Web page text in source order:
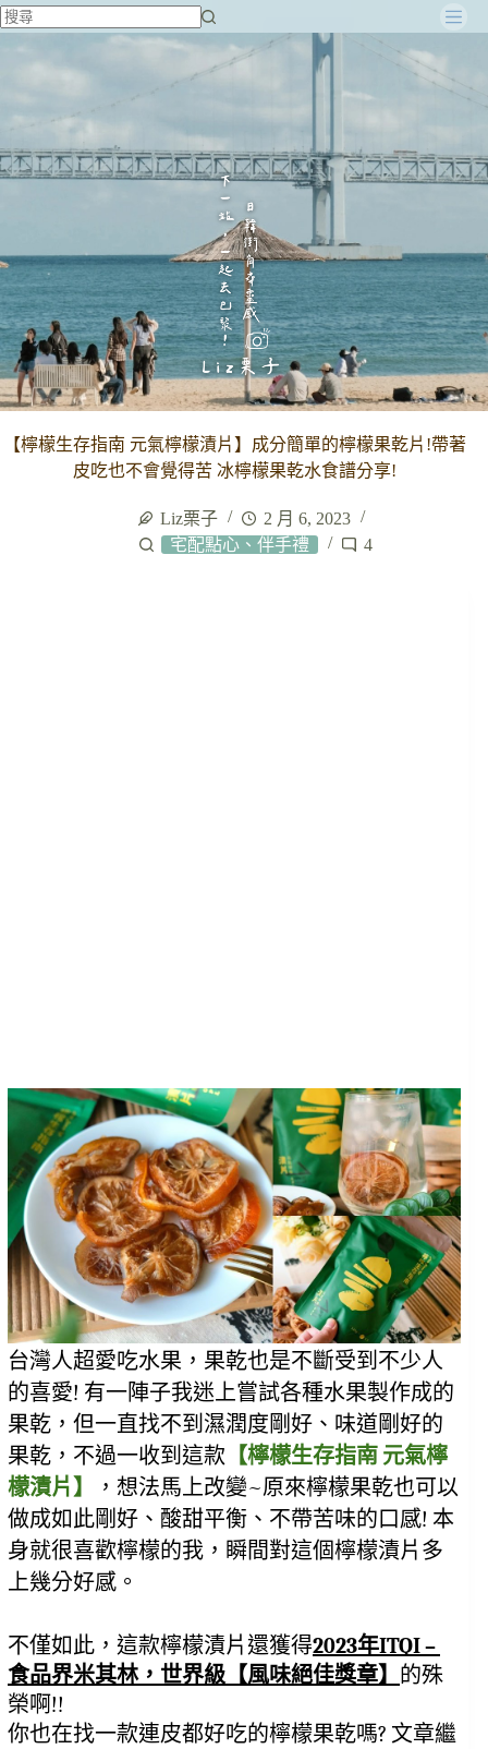
跳
容
【檸檬生存指南 元氣檸檬漬片】成分簡單的檸檬果乾片!帶著
皮吃也不會覺得苦 冰檸檬果乾水食譜分享!
Liz栗子
2 月 6, 2023
宅配點心、伴手禮
4
台灣人超愛吃水果，果乾也是不斷受到不少人
的喜愛! 有一陣子我迷上嘗試各種水果製作成的
果乾，但一直找不到濕潤度剛好、味道剛好的
果乾，不過一收到這款 【檸檬生存指南 元氣檸
檬漬片】
，想法馬上改變~原來檸檬果乾也可以
做成如此剛好、酸甜平衡、不帶苦味的口感! 本
身就很喜歡檸檬的我，瞬間對這個檸檬漬片多
上幾分好感。
不僅如此，這款檸檬漬片還獲得2023年ITQI –
食品界米其林，世界級【風味絕佳獎章】 的殊
榮啊!!
你也在找一款連皮都好吃的檸檬果乾嗎? 文章繼